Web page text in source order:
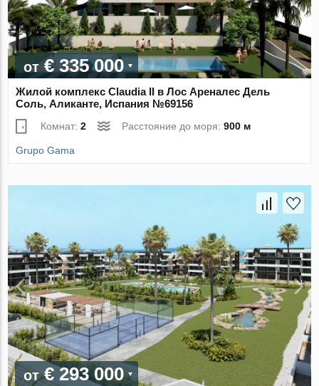
от€ 335 000
Жилой комплекс Claudia II в Лос Ареналес Дель
Соль, Аликанте, Испания №69156
Комнат:2 Расстояние до моря:900 м
Grupo Gama
от€ 293 000